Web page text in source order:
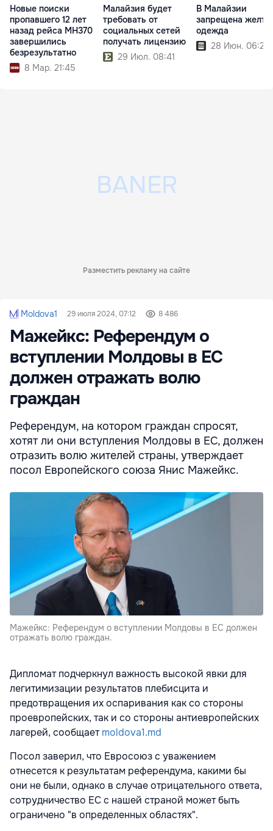
Новые поиски
пропавшего 12 лет
назад рейса MH370
завершились
безрезультатно
8 Мар. 21:45
Малайзия будет
требовать от
социальных сетей
получать лицензию
29 Июл. 08:41
В Малайзии
запрещена
одежда
28 Июн. 06:20
Разместить рекламу на сайте
Moldova1 29 июля 2024, 07:12 8 486
Мажейкс: Референдум о
вступлении Молдовы в ЕС
должен отражать волю
граждан
Референдум, на котором граждан спросят,
хотят ли они вступления Молдовы в ЕС, должен
отразить волю жителей страны, утверждает
посол Европейского союза Янис Мажейкс.
Мажейкс: Референдум о вступлении Молдовы в ЕС должен
отражать волю граждан.
Дипломат подчеркнул важность высокой явки для
легитимизации результатов плебисцита и
предотвращения их оспаривания как со стороны
проевропейских, так и со стороны антиевропейских
лагерей, сообщаетmoldova1.md
Посол заверил, что Евросоюз с уважением
отнесется к результатам референдума, какими бы
они не были, однако в случае отрицательного ответа,
сотрудничество ЕС с нашей страной может быть
ограничено "в определенных областях".